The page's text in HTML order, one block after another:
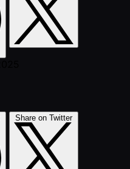
Share on Twitter